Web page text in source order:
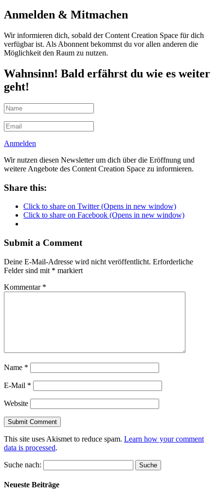
Anmelden & Mitmachen
Wir informieren dich, sobald der Content Creation Space für dich
verfügbar ist. Als Abonnent bekommst du vor allen anderen die
Möglichkeit den Raum zu nutzen.
Wahnsinn! Bald erfährst du wie es weiter
geht!
Anmelden
Wir nutzen diesen Newsletter um dich über die Eröffnung und
weitere Angebote des Content Creation Space zu informieren.
Share this:
Click to share on Twitter (Opens in new window)
Click to share on Facebook (Opens in new window)
Submit a Comment
Deine E-Mail-Adresse wird nicht veröffentlicht. Erforderliche
Felder sind mit * markiert
Kommentar *
Name *
E-Mail *
Website
This site uses Akismet to reduce spam. Learn how your comment
data is processed.
Suche nach:
Neueste Beiträge